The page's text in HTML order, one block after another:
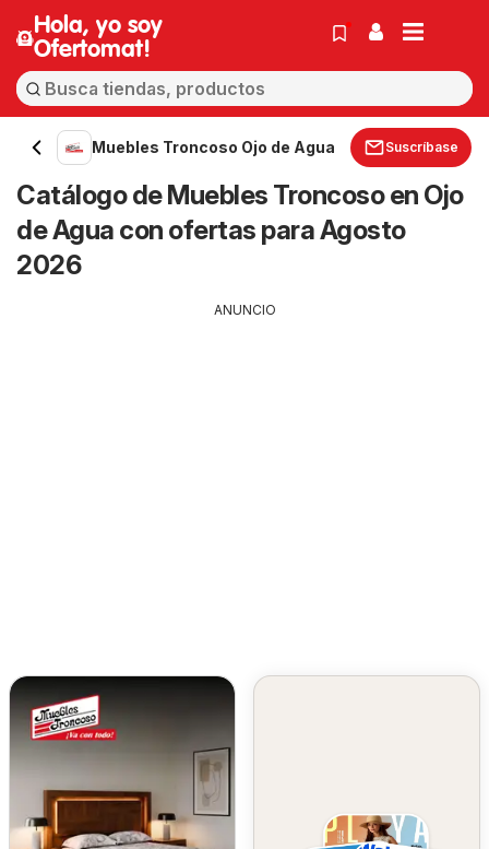
Hola, yo soy
Ofertomat!
Muebles Troncoso Ojo de Agua Suscríbase
Catálogo de Muebles Troncoso en Ojo
de Agua con ofertas para Agosto
2026
ANUNCIO